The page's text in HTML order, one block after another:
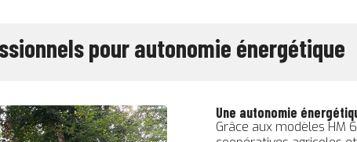
pour autonomie énergétique
Une autonomie
Grâce aux modèles HM